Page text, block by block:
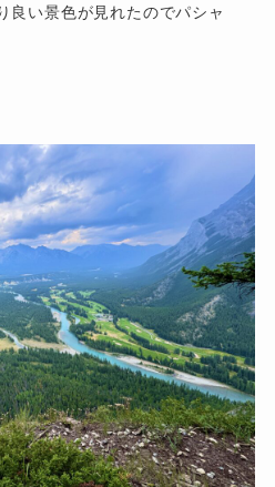
良い景色が見れたのでパシャ